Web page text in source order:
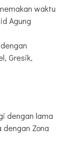
waktu
Agung
Gresik,
dengan lama
Zona